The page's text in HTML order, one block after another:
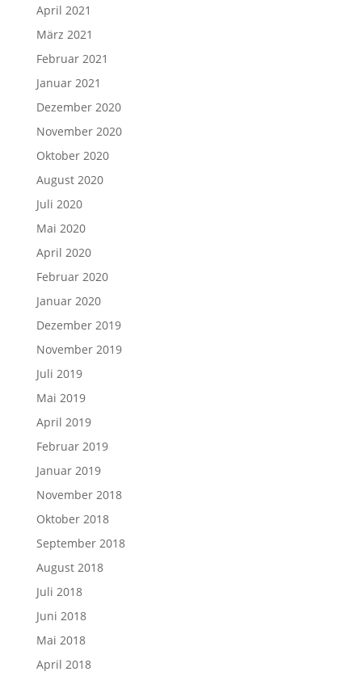
April 2021
März 2021
Februar 2021
Januar 2021
Dezember 2020
November 2020
Oktober 2020
August 2020
Juli 2020
Mai 2020
April 2020
Februar 2020
Januar 2020
Dezember 2019
November 2019
Juli 2019
Mai 2019
April 2019
Februar 2019
Januar 2019
November 2018
Oktober 2018
September 2018
August 2018
Juli 2018
Juni 2018
Mai 2018
April 2018